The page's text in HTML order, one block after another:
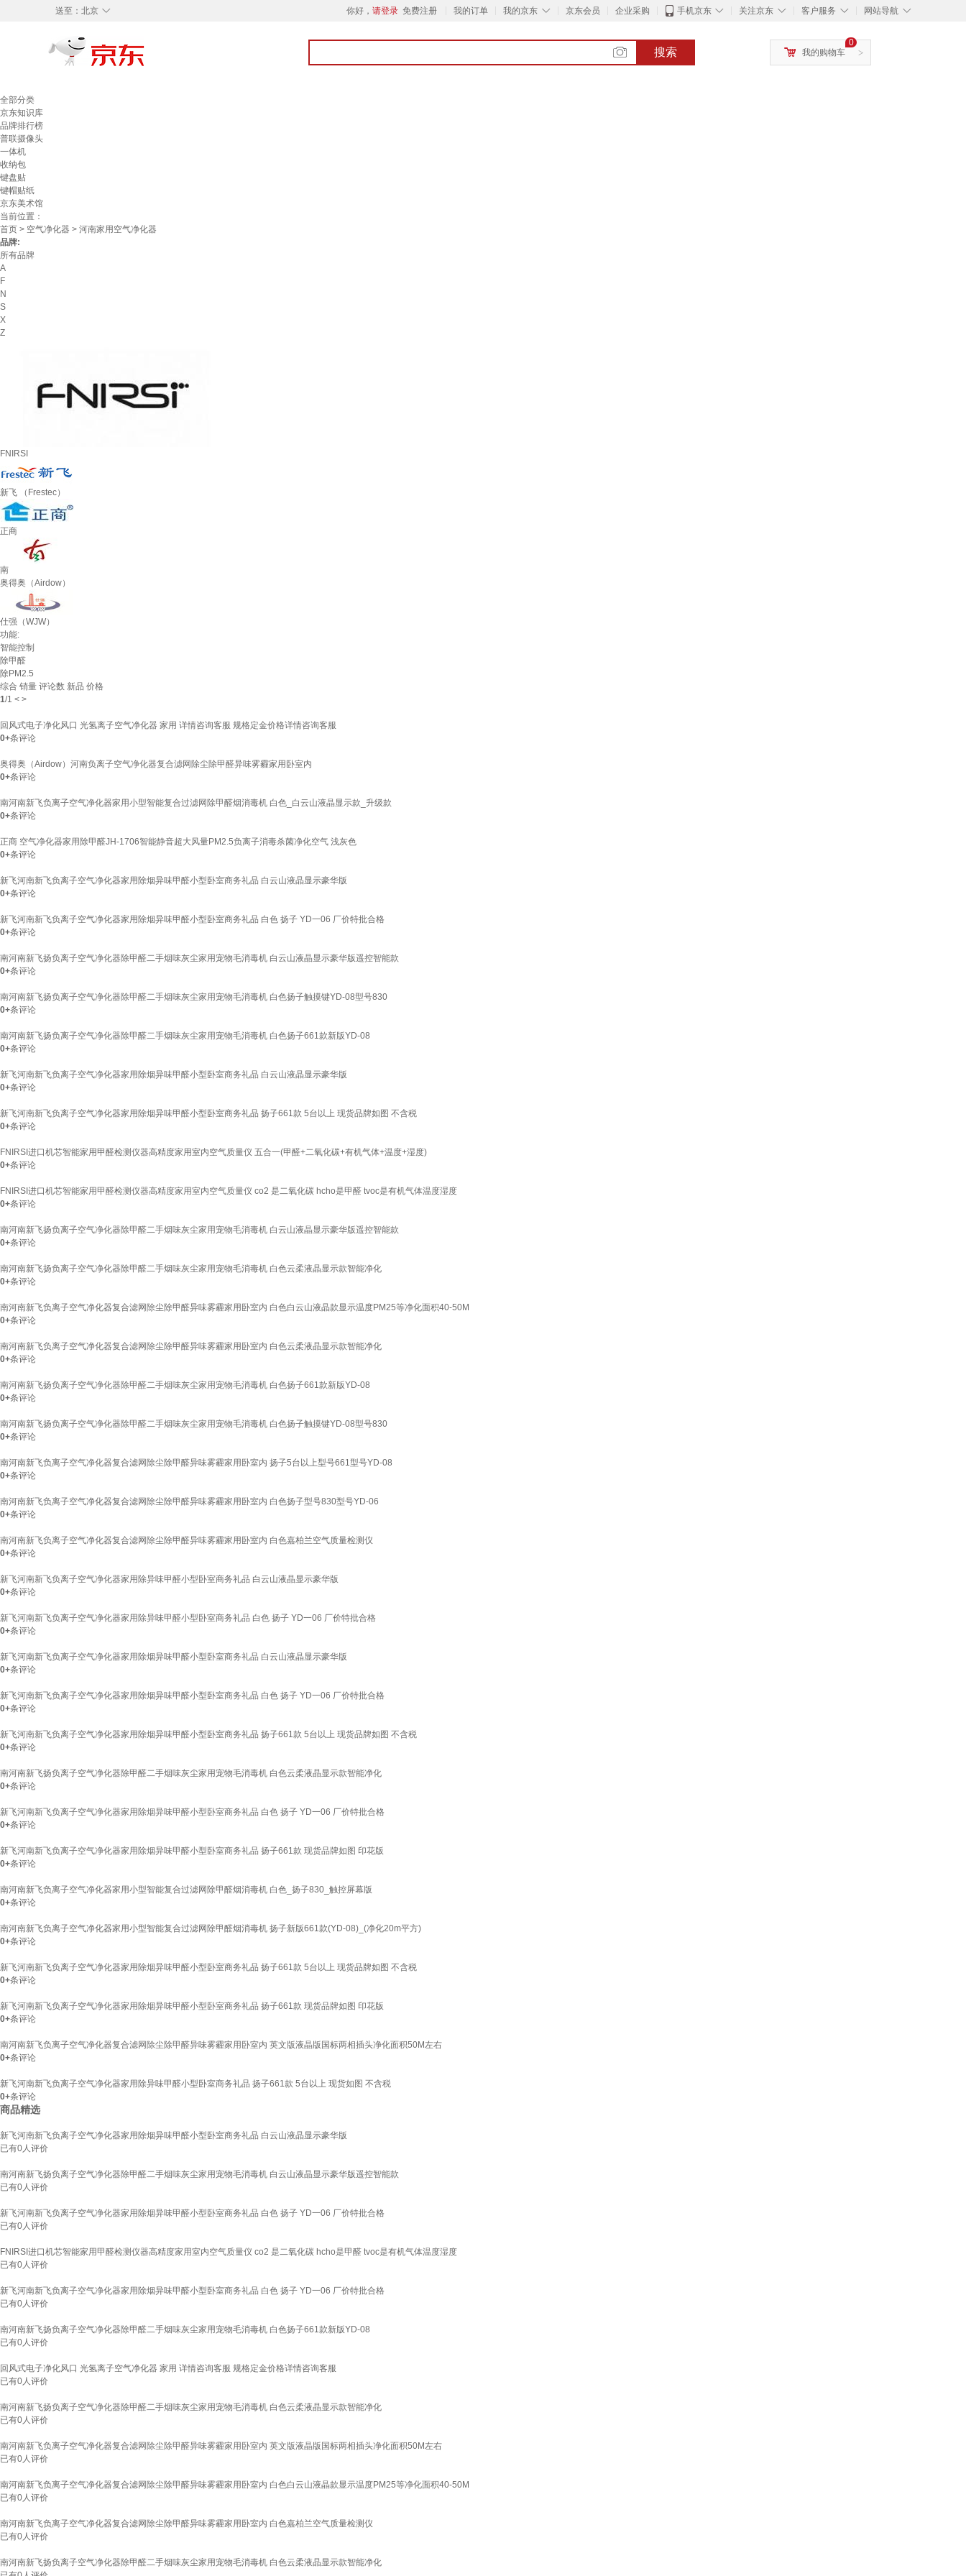
◇
送至： 北京 你好， 请登录 免费注册 我的订单 ◇
我的京东 京东会员 企业采购 ◇
手机京东 ◇
关注京东 ◇
客户服务 ◇
网站导航
搜索 >
0
我的购物车
全部分类
京东知识库
品牌排行榜
普联摄像头
一体机
收纳包
键盘贴
键帽贴纸
京东美术馆
当前位置：
首页 > 空气净化器 > 河南家用空气净化器
品牌:
所有品牌
A
F
N
S
X
Z
FNIRSI
新飞 （Frestec）
正商
南
奥得奥（Airdow）
仕强（WJW）
功能:
智能控制
除甲醛
除PM2.5
综合 销量 评论数 新品 价格
1/1 < >
回风式电子净化风口 光氢离子空气净化器 家用 详情咨询客服 规格定金价格详情咨询客服
0+条评论
奥得奥（Airdow）河南负离子空气净化器复合滤网除尘除甲醛异味雾霾家用卧室内
0+条评论
南河南新飞负离子空气净化器家用小型智能复合过滤网除甲醛烟消毒机 白色_白云山液晶显示款_升级款
0+条评论
正商 空气净化器家用除甲醛JH-1706智能静音超大风量PM2.5负离子消毒杀菌净化空气 浅灰色
0+条评论
新飞河南新飞负离子空气净化器家用除烟异味甲醛小型卧室商务礼品 白云山液晶显示豪华版
0+条评论
新飞河南新飞负离子空气净化器家用除烟异味甲醛小型卧室商务礼品 白色 扬子 YD一06 厂价特批合格
0+条评论
南河南新飞扬负离子空气净化器除甲醛二手烟味灰尘家用宠物毛消毒机 白云山液晶显示豪华版遥控智能款
0+条评论
南河南新飞扬负离子空气净化器除甲醛二手烟味灰尘家用宠物毛消毒机 白色扬子触摸键YD-08型号830
0+条评论
南河南新飞扬负离子空气净化器除甲醛二手烟味灰尘家用宠物毛消毒机 白色扬子661款新版YD-08
0+条评论
新飞河南新飞负离子空气净化器家用除烟异味甲醛小型卧室商务礼品 白云山液晶显示豪华版
0+条评论
新飞河南新飞负离子空气净化器家用除烟异味甲醛小型卧室商务礼品 扬子661款 5台以上 现货品牌如图 不含税
0+条评论
FNIRSI进口机芯智能家用甲醛检测仪器高精度家用室内空气质量仪 五合一(甲醛+二氧化碳+有机气体+温度+湿度)
0+条评论
FNIRSI进口机芯智能家用甲醛检测仪器高精度家用室内空气质量仪 co2 是二氧化碳 hcho是甲醛 tvoc是有机气体温度湿度
0+条评论
南河南新飞扬负离子空气净化器除甲醛二手烟味灰尘家用宠物毛消毒机 白云山液晶显示豪华版遥控智能款
0+条评论
南河南新飞扬负离子空气净化器除甲醛二手烟味灰尘家用宠物毛消毒机 白色云柔液晶显示款智能净化
0+条评论
南河南新飞负离子空气净化器复合滤网除尘除甲醛异味雾霾家用卧室内 白色白云山液晶款显示温度PM25等净化面积40-50M
0+条评论
南河南新飞负离子空气净化器复合滤网除尘除甲醛异味雾霾家用卧室内 白色云柔液晶显示款智能净化
0+条评论
南河南新飞扬负离子空气净化器除甲醛二手烟味灰尘家用宠物毛消毒机 白色扬子661款新版YD-08
0+条评论
南河南新飞扬负离子空气净化器除甲醛二手烟味灰尘家用宠物毛消毒机 白色扬子触摸键YD-08型号830
0+条评论
南河南新飞负离子空气净化器复合滤网除尘除甲醛异味雾霾家用卧室内 扬子5台以上型号661型号YD-08
0+条评论
南河南新飞负离子空气净化器复合滤网除尘除甲醛异味雾霾家用卧室内 白色扬子型号830型号YD-06
0+条评论
南河南新飞负离子空气净化器复合滤网除尘除甲醛异味雾霾家用卧室内 白色嘉柏兰空气质量检测仪
0+条评论
新飞河南新飞负离子空气净化器家用除异味甲醛小型卧室商务礼品 白云山液晶显示豪华版
0+条评论
新飞河南新飞负离子空气净化器家用除异味甲醛小型卧室商务礼品 白色 扬子 YD一06 厂价特批合格
0+条评论
新飞河南新飞负离子空气净化器家用除烟异味甲醛小型卧室商务礼品 白云山液晶显示豪华版
0+条评论
新飞河南新飞负离子空气净化器家用除烟异味甲醛小型卧室商务礼品 白色 扬子 YD一06 厂价特批合格
0+条评论
新飞河南新飞负离子空气净化器家用除烟异味甲醛小型卧室商务礼品 扬子661款 5台以上 现货品牌如图 不含税
0+条评论
南河南新飞扬负离子空气净化器除甲醛二手烟味灰尘家用宠物毛消毒机 白色云柔液晶显示款智能净化
0+条评论
新飞河南新飞负离子空气净化器家用除烟异味甲醛小型卧室商务礼品 白色 扬子 YD一06 厂价特批合格
0+条评论
新飞河南新飞负离子空气净化器家用除烟异味甲醛小型卧室商务礼品 扬子661款 现货品牌如图 印花版
0+条评论
南河南新飞负离子空气净化器家用小型智能复合过滤网除甲醛烟消毒机 白色_扬子830_触控屏幕版
0+条评论
南河南新飞负离子空气净化器家用小型智能复合过滤网除甲醛烟消毒机 扬子新版661款(YD-08)_(净化20m平方)
0+条评论
新飞河南新飞负离子空气净化器家用除烟异味甲醛小型卧室商务礼品 扬子661款 5台以上 现货品牌如图 不含税
0+条评论
新飞河南新飞负离子空气净化器家用除烟异味甲醛小型卧室商务礼品 扬子661款 现货品牌如图 印花版
0+条评论
南河南新飞负离子空气净化器复合滤网除尘除甲醛异味雾霾家用卧室内 英文版液晶版国标两相插头净化面积50M左右
0+条评论
新飞河南新飞负离子空气净化器家用除异味甲醛小型卧室商务礼品 扬子661款 5台以上 现货如图 不含税
0+条评论
商品精选
新飞河南新飞负离子空气净化器家用除烟异味甲醛小型卧室商务礼品 白云山液晶显示豪华版
已有0人评价
南河南新飞扬负离子空气净化器除甲醛二手烟味灰尘家用宠物毛消毒机 白云山液晶显示豪华版遥控智能款
已有0人评价
新飞河南新飞负离子空气净化器家用除烟异味甲醛小型卧室商务礼品 白色 扬子 YD一06 厂价特批合格
已有0人评价
FNIRSI进口机芯智能家用甲醛检测仪器高精度家用室内空气质量仪 co2 是二氧化碳 hcho是甲醛 tvoc是有机气体温度湿度
已有0人评价
新飞河南新飞负离子空气净化器家用除烟异味甲醛小型卧室商务礼品 白色 扬子 YD一06 厂价特批合格
已有0人评价
南河南新飞扬负离子空气净化器除甲醛二手烟味灰尘家用宠物毛消毒机 白色扬子661款新版YD-08
已有0人评价
回风式电子净化风口 光氢离子空气净化器 家用 详情咨询客服 规格定金价格详情咨询客服
已有0人评价
南河南新飞扬负离子空气净化器除甲醛二手烟味灰尘家用宠物毛消毒机 白色云柔液晶显示款智能净化
已有0人评价
南河南新飞负离子空气净化器复合滤网除尘除甲醛异味雾霾家用卧室内 英文版液晶版国标两相插头净化面积50M左右
已有0人评价
南河南新飞负离子空气净化器复合滤网除尘除甲醛异味雾霾家用卧室内 白色白云山液晶款显示温度PM25等净化面积40-50M
已有0人评价
南河南新飞负离子空气净化器复合滤网除尘除甲醛异味雾霾家用卧室内 白色嘉柏兰空气质量检测仪
已有0人评价
南河南新飞扬负离子空气净化器除甲醛二手烟味灰尘家用宠物毛消毒机 白色云柔液晶显示款智能净化